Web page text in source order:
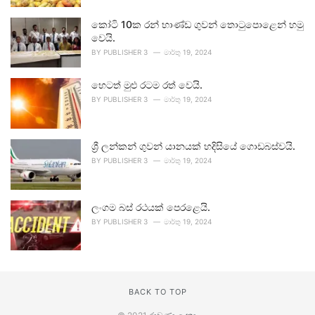
කෝටි 10ක රන් භාණ්ඩ ගුවන් තොටුපොළෙන් හමු
වෙයි.
BY PUBLISHER 3 මාර්තු 19, 2024
හෙටත් මුළු රටම රත් වෙයි.
BY PUBLISHER 3 මාර්තු 19, 2024
ශ්‍රී ලන්කන් ගුවන් යානයක් හදිසියේ ගොඩබස්වයි.
BY PUBLISHER 3 මාර්තු 19, 2024
ලංගම බස් රථයක් පෙරළෙයි.
BY PUBLISHER 3 මාර්තු 19, 2024
BACK TO TOP